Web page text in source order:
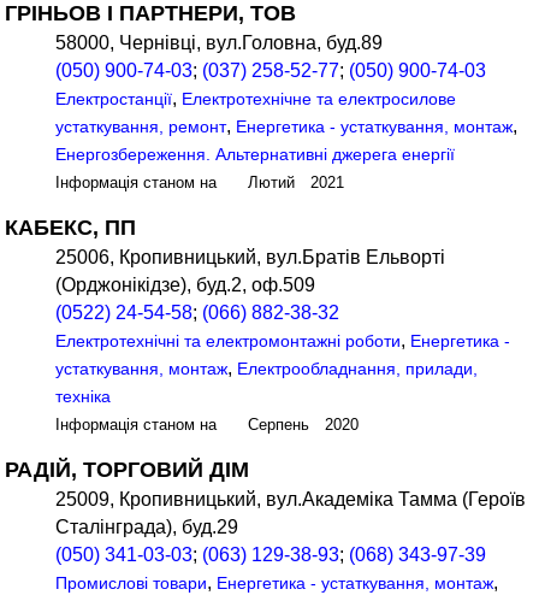
ГРІНЬОВ І ПАРТНЕРИ, ТОВ
58000, Чернівці, вул.Головна, буд.89
(050) 900-74-03; (037) 258-52-77; (050) 900-74-03
Електростанції, Електротехнічне та електросилове
устаткування, ремонт, Енергетика - устаткування, монтаж,
Енергозбереження. Альтернативні джерега енергії
Інформація станом на Лютий 2021
КАБЕКС, ПП
25006, Кропивницький, вул.Братів Ельворті
(Орджонікідзе), буд.2, оф.509
(0522) 24-54-58; (066) 882-38-32
Електротехнічні та електромонтажні роботи, Енергетика -
устаткування, монтаж, Електрообладнання, прилади,
техніка
Інформація станом на Серпень 2020
РАДІЙ, ТОРГОВИЙ ДІМ
25009, Кропивницький, вул.Академіка Тамма (Героїв
Сталінграда), буд.29
(050) 341-03-03; (063) 129-38-93; (068) 343-97-39
Промислові товари, Енергетика - устаткування, монтаж,